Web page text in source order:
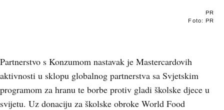
PR
Foto: PR
Partnerstvo s Konzumom nastavak je Mastercardovih
aktivnosti u sklopu globalnog partnerstva sa Svjetskim
programom za hranu te borbe protiv gladi školske djece u
svijetu. Uz donaciju za školske obroke World Food